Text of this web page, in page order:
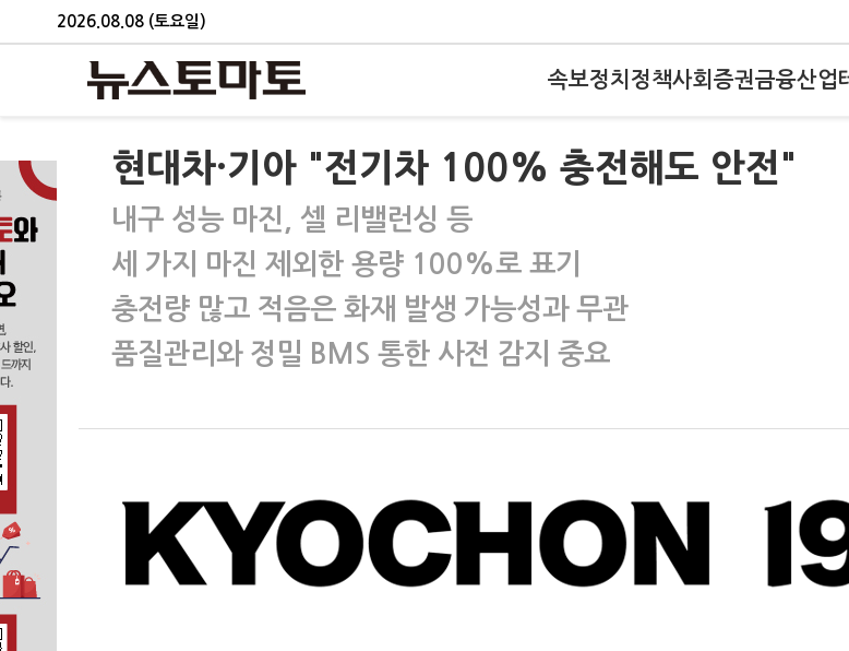
2026.08.08 (토요일)
속보정치 정책사회 증권금융산업
현대차·기아 "전기차 100% 충전해도 안전"
내구 성능 마진, 셀 리밸런싱 등
세 가지 마진 제외한 용량 100%로 표기
충전량 많고 적음은 화재 발생 가능성과 무관
품질관리와 정밀 BMS 통한 사전 감지 중요